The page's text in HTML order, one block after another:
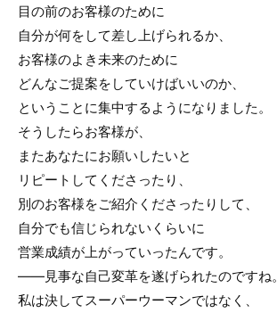
目の前のお客様のために
自分が何をして差し上げられるか、
お客様のよき未来のために
どんなご提案をしていけばいいのか、
ということに集中するようになりました。
そうしたらお客様が、
またあなたにお願いしたいと
リピートしてくださったり、
別のお客様をご紹介くださったりして、
自分でも信じられないくらいに
営業成績が上がっていったんです。
――見事な自己変革を遂げられたのですね。
私は決してスーパーウーマンではなく、